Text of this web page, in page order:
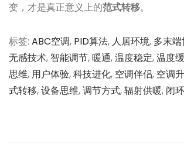
变，才是真正意义上的范式转移。
标签: ABC空调, PID算法, 人居环境, 多末
无感技术, 智能调节,暖通,温度稳定,温度
思维, 用户体验,科技进化, 空调伴侣, 空调
式转移,设备思维,调节方式,辐射供暖, 闭